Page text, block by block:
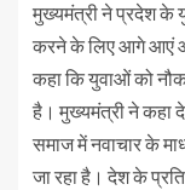
मुख्यमंत्री ने प्रदेश के
करने के लिए आगे आएं
कहा कि युवाओं को
है। मुख्यमंत्री ने कहा
समाज में नवाचार के
जा रहा है। देश के